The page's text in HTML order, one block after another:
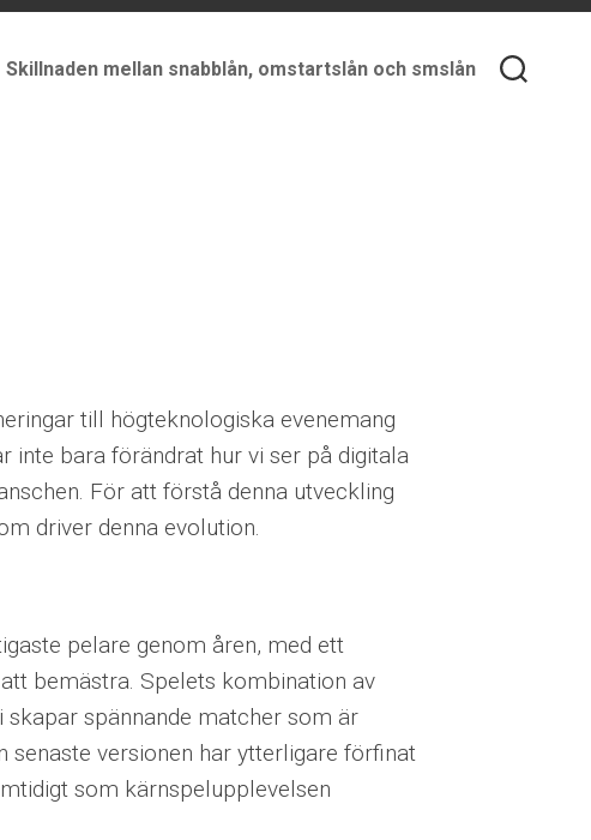
Skillnaden mellan snabblån, omstartslån och smslån
till högteknologiska evenemang
inte bara förändrat hur vi ser på digitala
För att förstå denna utveckling
driver denna evolution.
pelare genom åren, med ett
bemästra. Spelets kombination av
spännande matcher som är
senaste versionen har ytterligare förfinat
som kärnspelupplevelsen